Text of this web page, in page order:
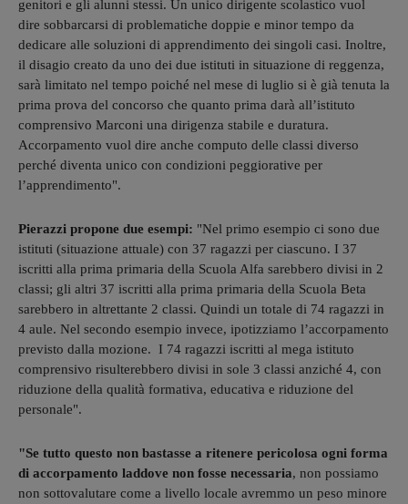
genitori e gli alunni stessi. Un unico dirigente scolastico vuol
dire sobbarcarsi di problematiche doppie e minor tempo da
dedicare alle soluzioni di apprendimento dei singoli casi. Inoltre,
il disagio creato da uno dei due istituti in situazione di reggenza,
sarà limitato nel tempo poiché nel mese di luglio si è già tenuta la
prima prova del concorso che quanto prima darà all’istituto
comprensivo Marconi una dirigenza stabile e duratura.
Accorpamento vuol dire anche computo delle classi diverso
perché diventa unico con condizioni peggiorative per
l’apprendimento".
Pierazzi propone due esempi: "Nel primo esempio ci sono due
istituti (situazione attuale) con 37 ragazzi per ciascuno. I 37
iscritti alla prima primaria della Scuola Alfa sarebbero divisi in 2
classi; gli altri 37 iscritti alla prima primaria della Scuola Beta
sarebbero in altrettante 2 classi. Quindi un totale di 74 ragazzi in
4 aule. Nel secondo esempio invece, ipotizziamo l’accorpamento
previsto dalla mozione. I 74 ragazzi iscritti al mega istituto
comprensivo risulterebbero divisi in sole 3 classi anziché 4, con
riduzione della qualità formativa, educativa e riduzione del
personale".
"Se tutto questo non bastasse a ritenere pericolosa ogni forma
di accorpamento laddove non fosse necessaria, non possiamo
non sottovalutare come a livello locale avremmo un peso minore